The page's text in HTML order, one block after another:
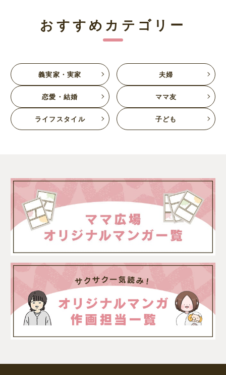
おすすめカテゴリー
義実家・実家 夫婦
恋愛・結婚 ママ友
ライフスタイル 子ども